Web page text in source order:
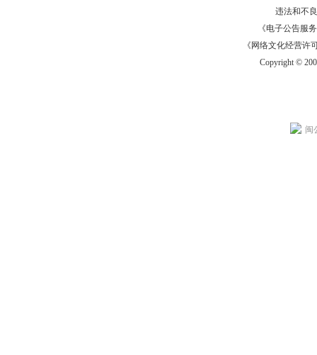
违法和不
《电子公告服务
《网络文化经营许
Copyright ©
闽